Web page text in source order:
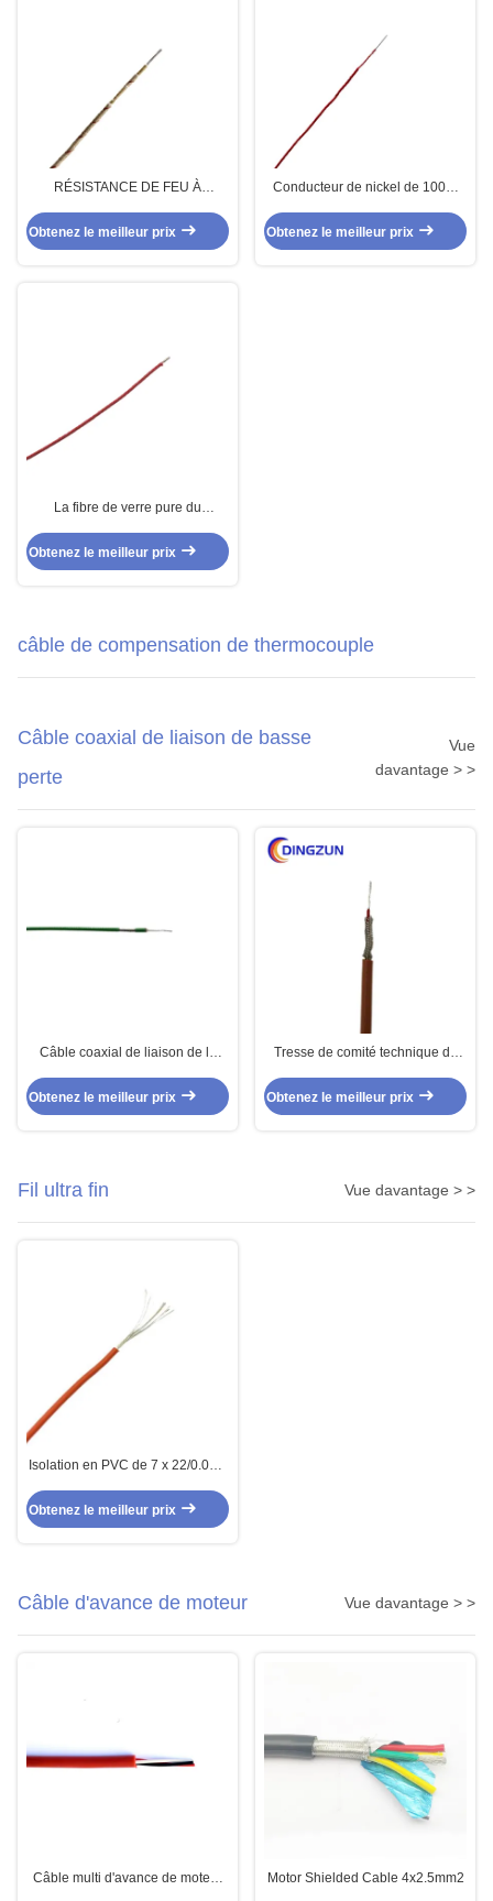
RÉSISTANCE DE FEU À
FIL DU MICA UL5107
Obtenez le meilleur prix
Conducteur de nickel de 100%
verre de 400 degrés
Obtenez le meilleur prix
La fibre de verre pure du
tressé le câble Gn400
Obtenez le meilleur prix
câble de compensation de thermocouple
Câble coaxial de liaison de basse
perte
Vue
davantage > >
Câble coaxial de liaison de la
transmission de signal
Obtenez le meilleur prix
Tresse de comité technique de
d'isolation de FEP basse
Obtenez le meilleur prix
Fil ultra fin Vue davantage > >
Isolation en PVC de 7 x 22/0.08 7
capteur de câble de noyau de
gaine
Obtenez le meilleur prix
Câble d'avance de moteur Vue davantage > >
Câble multi d'avance de moteur
Motor Shielded Cable 4x2.5mm2